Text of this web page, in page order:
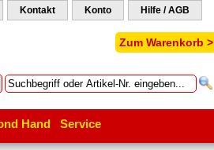
Kontakt Konto Hilfe / AGB
Zum Warenkorb >
Hand Service